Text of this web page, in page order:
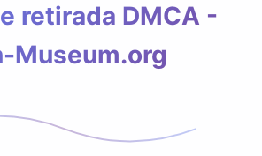
retirada DMCA -
Museum.org